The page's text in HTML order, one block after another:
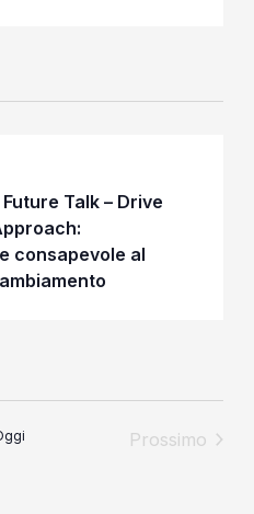
Talk – Drive
consapevole al
Prossimo